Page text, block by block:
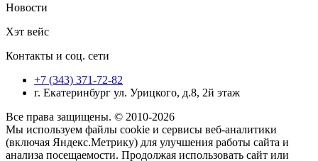
Новости
Хэт вейс
Контакты и соц. сети
+7 (343) 371-72-82
г. Екатеринбург ул. Урицкого, д.8, 2й этаж
Все права защищены. © 2010-2026
Мы используем файлы cookie и сервисы веб-аналитики
(включая Яндекс.Метрику) для улучшения работы сайта и
анализа посещаемости. Продолжая использовать сайт или